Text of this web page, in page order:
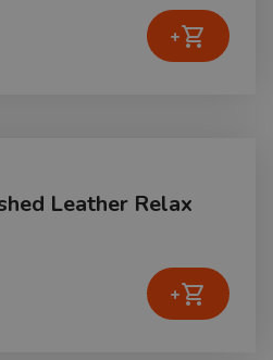
+shopping_cart
Leather Relax
+shopping_cart